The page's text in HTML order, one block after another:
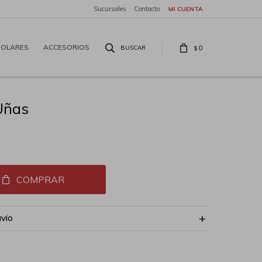
ACCESORIOS $ 0
Sucursales Contacto
COMPRAR